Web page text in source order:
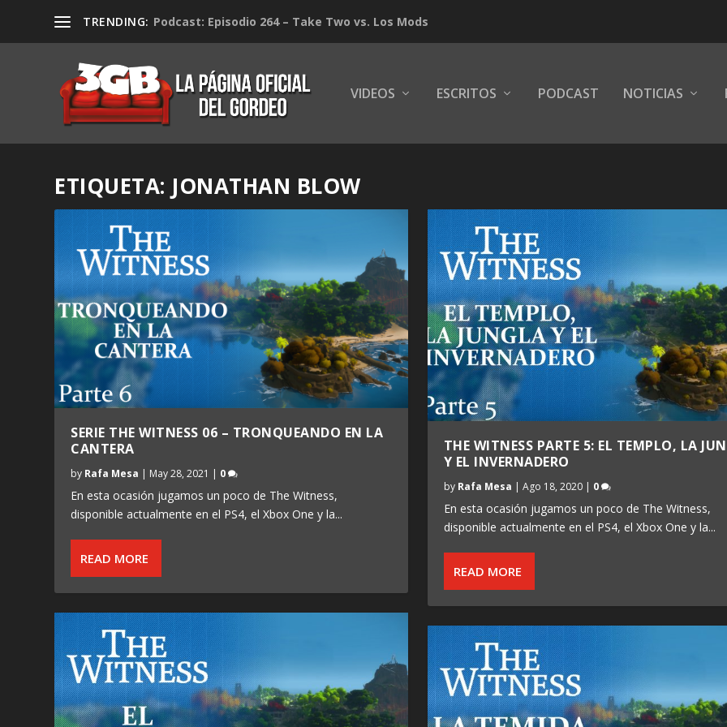
TRENDING: Podcast: Episodio 264 – Take Two vs. Los Mods
VIDEOS ESCRITOS PODCAST NOTICIAS
ETIQUETA: JONATHAN BLOW
SERIE THE WITNESS 06 – TRONQUEANDO EN LA
CANTERA
by Rafa Mesa | May 28, 2021 | 0
En esta ocasión jugamos un poco de The Witness,
disponible actualmente en el PS4, el Xbox One y la...
READ MORE
THE WITNESS PARTE 5: EL TEMPLO, LA
Y EL INVERNADERO
by Rafa Mesa | Ago 18, 2020| 0
En esta ocasión jugamos un poco de The Witness,
disponible actualmente en el PS4, el Xbox One y la...
READ MORE